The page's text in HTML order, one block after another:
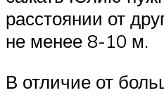
расстоянии от
не менее 8-10 м.
В отличие от